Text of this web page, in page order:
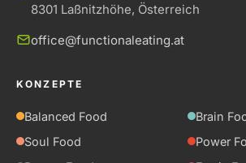
8301 Laßnitzhöhe, Österreich
office@functionaleating.at
KONZEPTE
Balanced Food
Brain
Soul Food
Power